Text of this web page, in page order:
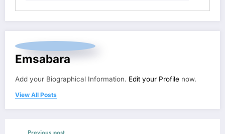
Emsabara
Add your Biographical Information. Edit your Profile now.
View All Posts